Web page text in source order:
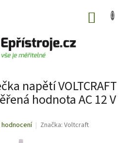
napětí VOLTCRAFT
hodnota AC 12 V
Značka: Voltcraft